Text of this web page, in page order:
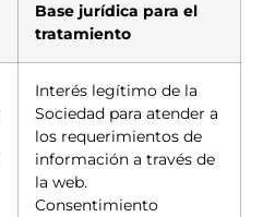
Base jurídica para el
tratamiento
Interés legítimo de la
Sociedad para atender a
los requerimientos de
información a través de
la web.
Consentimiento